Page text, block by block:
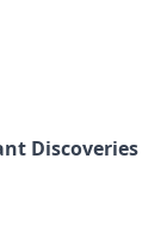
Discoveries